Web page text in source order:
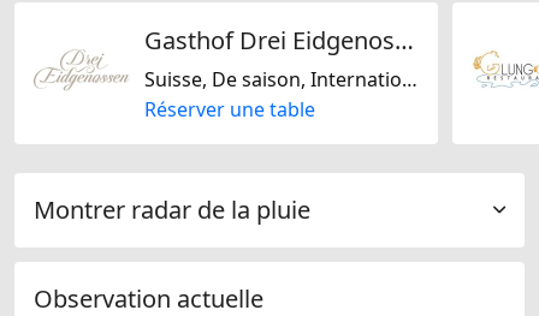
Gasthof Drei Eidgenossen
Suisse, De saison, Internationale
Réserver une table
Montrer radar de la pluie
Observation actuelle